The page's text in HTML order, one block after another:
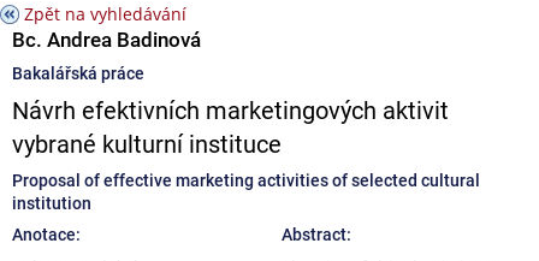
Zpět na vyhledávání
Bc. Andrea Badinová
Bakalářská práce
Návrh efektivních marketingových aktivit
vybrané kulturní instituce
Proposal of effective marketing activities of selected cultural
institution
Anotace:
Abstract: